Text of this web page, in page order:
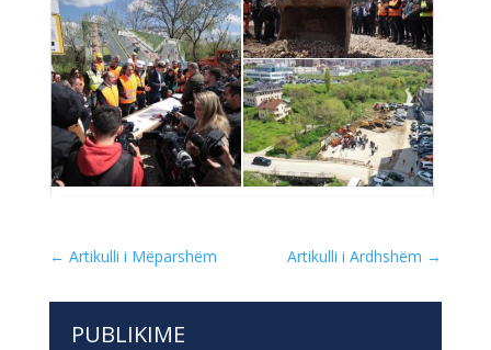
← Artikulli i Mëparshëm Artikulli i Ardhshëm →
PUBLIKIME